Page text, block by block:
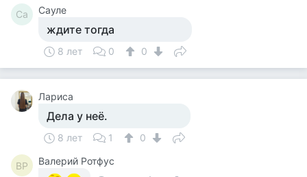
Са Сауле
ждите тогда
8 лет 0 0
Лариса
Дела у неё.
8 лет 1 0
ВР
Валерий Ротфус